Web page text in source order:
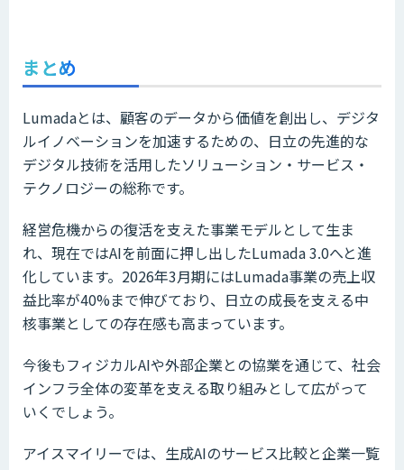
まとめ
Lumadaとは、顧客のデータから価値を創出し、デジタ
ルイノベーションを加速するための、日立の先進的な
デジタル技術を活用したソリューション・サービス・
テクノロジーの総称です。
経営危機からの復活を支えた事業モデルとして生ま
れ、現在ではAIを前面に押し出したLumada 3.0へと進
化しています。2026年3月期にはLumada事業の売上収
益比率が40%まで伸びており、日立の成長を支える中
核事業としての存在感も高まっています。
今後もフィジカルAIや外部企業との協業を通じて、社会
インフラ全体の変革を支える取り組みとして広がって
いくでしょう。
アイスマイリーでは、生成AIのサービス比較と企業一覧